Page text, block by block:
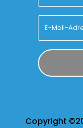
Copyright